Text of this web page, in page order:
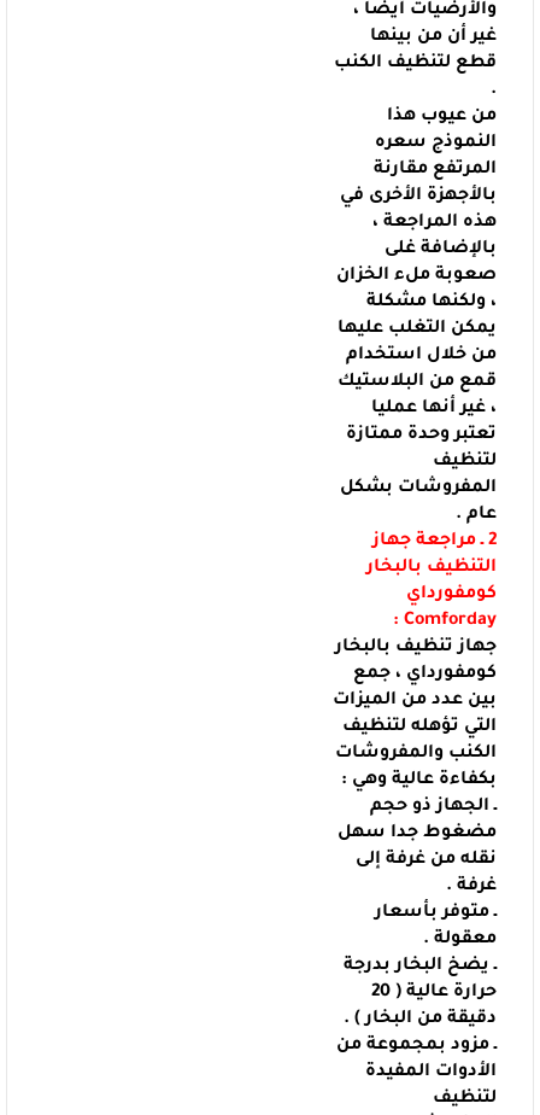
والأرضيات أيضا ،
غير أن من بينها
قطع لتنظيف الكنب
.
من عيوب هذا
النموذج سعره
المرتفع مقارنة
بالأجهزة الأخرى في
هذه المراجعة ،
بالإضافة غلى
صعوبة ملء الخزان
، ولكنها مشكلة
يمكن التغلب عليها
من خلال استخدام
قمع من البلاستيك
، غير أنها عمليا
تعتبر وحدة ممتازة
لتنظيف
المفروشات بشكل
عام .
2 ـ مراجعة جهاز
التنظيف بالبخار
كومفورداي
Comforday
:
جهاز تنظيف بالبخار
كومفورداي ، جمع
بين عدد من الميزات
التي تؤهله لتنظيف
الكنب والمفروشات
بكفاءة عالية وهي :
ـ الجهاز ذو حجم
مضغوط جدا سهل
نقله من غرفة إلى
غرفة .
ـ متوفر بأسعار
معقولة .
ـ يضخ البخار بدرجة
حرارة عالية ( 20
دقيقة من البخار ) .
ـ مزود بمجموعة من
الأدوات المفيدة
لتنظيف